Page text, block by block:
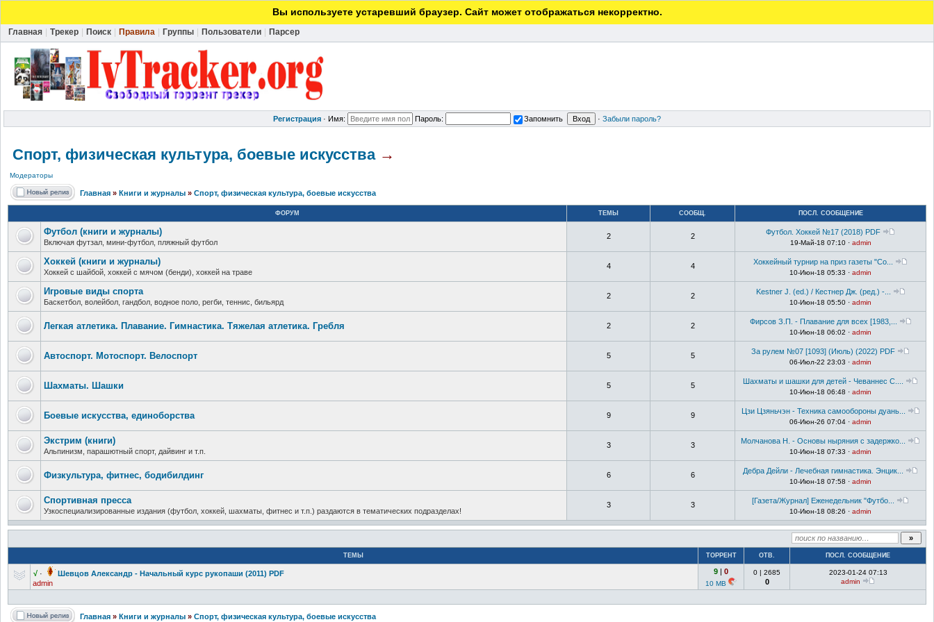
Вы используете устаревший браузер. Сайт может отображаться некорректно.
Главная Трекер Поиск Правила Группы Пользователи Парсер
Регистрация · Имя: Пароль: Запомнить · Забыли пароль?
Спорт, физическая культура, боевые искусства →
Модераторы
Главная » Книги и журналы » Спорт, физическая культура, боевые искусства
ФОРУМ ТЕМЫ СООБЩ. ПОСЛ. СООБЩЕНИЕ
Футбол (книги и журналы)
Включая футзал, мини-футбол, пляжный футбол
2 2 Футбол. Хоккей №17 (2018) PDF
19-Май-18 07:10 · admin
Хоккей (книги и журналы)
Хоккей с шайбой, хоккей с мячом (бенди), хоккей на траве
4 4 Хоккейный турнир на приз газеты "Со...
10-Июн-18 05:33 · admin
Игровые виды спорта
Баскетбол, волейбол, гандбол, водное поло, регби, теннис, бильярд
2 2 Kestner J. (ed.) / Кестнер Дж. (ред.) -...
10-Июн-18 05:50 · admin
Легкая атлетика. Плавание. Гимнастика. Тяжелая атлетика. Гребля 2 2 Фирсов З.П. - Плавание для всех [1983,...
10-Июн-18 06:02 · admin
Автоспорт. Мотоспорт. Велоспорт 5 5 За рулем №07 [1093] (Июль) (2022) PDF
06-Июл-22 23:03 · admin
Шахматы. Шашки 5 5 Шахматы и шашки для детей - Чеваннес С....
10-Июн-18 06:48 · admin
Боевые искусства, единоборства 9 9 Цзи Цзяньчэн - Техника самообороны дуань...
06-Июн-26 07:04 · admin
Экстрим (книги)
Альпинизм, парашютный спорт, дайвинг и т.п.
3 3 Молчанова Н. - Основы ныряния с задержко...
10-Июн-18 07:33 · admin
Физкультура, фитнес, бодибилдинг 6 6 Дебра Дейли - Лечебная гимнастика. Энцик...
10-Июн-18 07:58 · admin
Спортивная пресса
Узкоспециализированные издания (футбол, хоккей, шахматы, фитнес и т.п.) раздаются в тематических подразделах!
3 3 [Газета/Журнал] Еженедельник "Футбо...
10-Июн-18 08:26 · admin
ТЕМЫ ТОРРЕНТ ОТВ. ПОСЛ. СООБЩЕНИЕ
√ ·
Шевцов Александр - Начальный курс рукопаши (2011) PDF
admin
9 | 0
10 MB
0 | 2685
0
2023-01-24 07:13
admin
Главная » Книги и журналы » Спорт, физическая культура, боевые искусства